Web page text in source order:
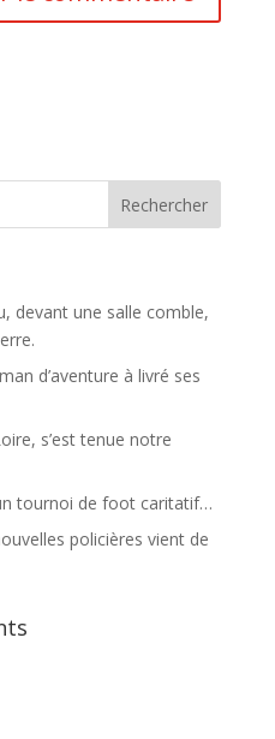
devant une salle comble,
d’aventure à livré ses
s’est tenue notre
tournoi de foot caritatif…
policières vient de